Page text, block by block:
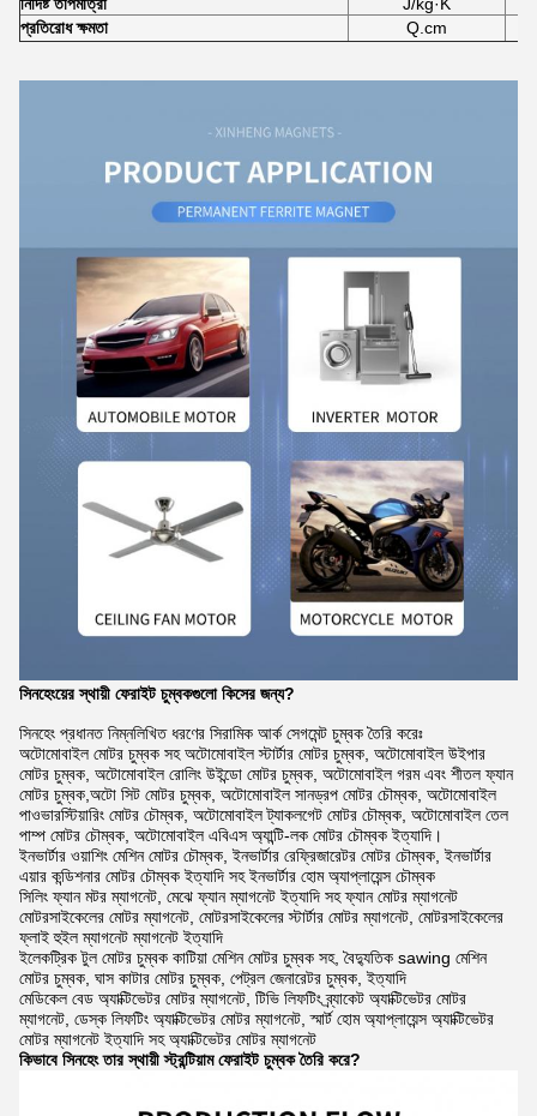
প্রতিরোধ ক্ষমতা
Q.cm
সিনহেংয়ের স্থায়ী ফেরাইট চুম্বকগুলো কিসের জন্য?
সিনহেং প্রধানত নিম্নলিখিত ধরণের সিরামিক আর্ক সেগমেন্ট চুম্বক তৈরি করেঃ
অটোমোবাইল মোটর চুম্বক সহ অটোমোবাইল স্টার্টার মোটর চুম্বক, অটোমোবাইল উইপার
মোটর চুম্বক, অটোমোবাইল রোলিং উইন্ডো মোটর চুম্বক, অটোমোবাইল গরম এবং শীতল ফ্যান
মোটর চুম্বক,অটো সিট মোটর চুম্বক, অটোমোবাইল সানড্রপ মোটর চৌম্বক, অটোমোবাইল
পাওভারস্টিয়ারিং মোটর চৌম্বক, অটোমোবাইল ট্যাকলগেট মোটর চৌম্বক, অটোমোবাইল তেল
পাম্প মোটর চৌম্বক, অটোমোবাইল এবিএস অ্যান্টি-লক মোটর চৌম্বক ইত্যাদি।
ইনভার্টার ওয়াশিং মেশিন মোটর চৌম্বক, ইনভার্টার রেফ্রিজারেটর মোটর চৌম্বক, ইনভার্টার
এয়ার কন্ডিশনার মোটর চৌম্বক ইত্যাদি সহ ইনভার্টার হোম অ্যাপ্লায়েন্স চৌম্বক
সিলিং ফ্যান মটর ম্যাগনেট, মেঝে ফ্যান ম্যাগনেট ইত্যাদি সহ ফ্যান মোটর ম্যাগনেট
মোটরসাইকেলের মোটর ম্যাগনেট, মোটরসাইকেলের স্টার্টার মোটর ম্যাগনেট, মোটরসাইকেলের
ফ্লাই হুইল ম্যাগনেট ম্যাগনেট ইত্যাদি
ইলেকট্রিক টুল মোটর চুম্বক কাটিয়া মেশিন মোটর চুম্বক সহ, বৈদ্যুতিক sawing মেশিন
মোটর চুম্বক, ঘাস কাটার মোটর চুম্বক, পেট্রল জেনারেটর চুম্বক, ইত্যাদি
মেডিকেল বেড অ্যাক্টিভেটর মোটর ম্যাগনেট, টিভি লিফটিং ব্র্যাকেট অ্যাক্টিভেটর মোটর
ম্যাগনেট, ডেস্ক লিফটিং অ্যাক্টিভেটর মোটর ম্যাগনেট, স্মার্ট হোম অ্যাপ্লায়েন্স অ্যাক্টিভেটর
মোটর ম্যাগনেট ইত্যাদি সহ অ্যাক্টিভেটর মোটর ম্যাগনেট
কিভাবে সিনহেং তার স্থায়ী স্ট্রন্টিয়াম ফেরাইট চুম্বক তৈরি করে?